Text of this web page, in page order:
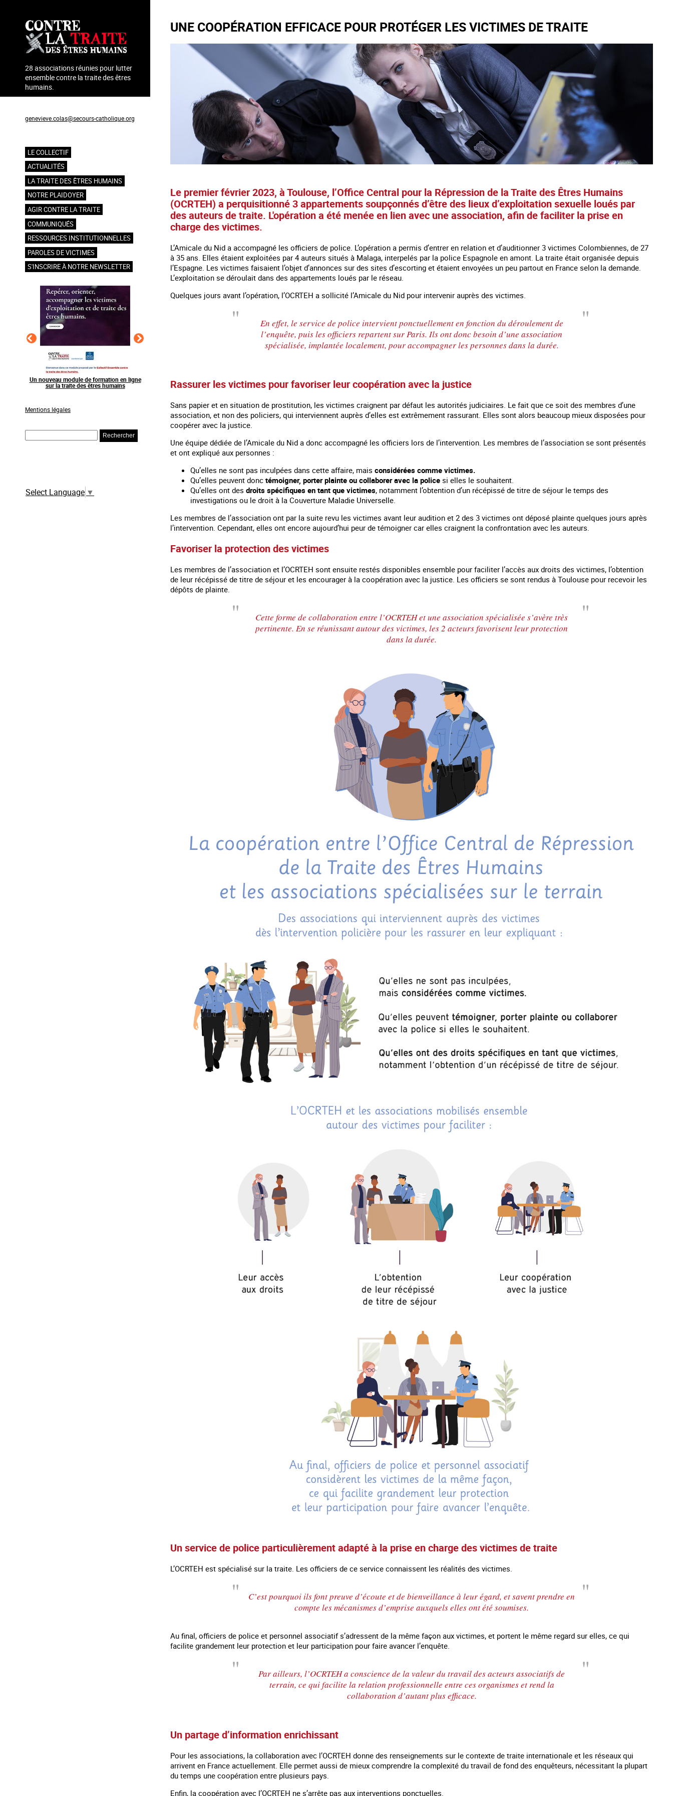
contenu
principal
28 associations réunies pour lutter
ensemble contre la traite des êtres
humains.
genevieve.colas@secours-catholique.org
Navigation
principale
LE COLLECTIF
ACTUALITÉS
LA TRAITE DES ÊTRES HUMAINS
NOTRE PLAIDOYER
AGIR CONTRE LA TRAITE
COMMUNIQUÉS
RESSOURCES INSTITUTIONNELLES
PAROLES DE VICTIMES
S'INSCRIRE À NOTRE NEWSLETTER
Raising awareness on the sidelines of major
sporting events
Agir contre l’exploitation en marge des
grands événements sportifs
Information aux personnes exilées. #Invisibles : Traite des mineurs en France
Mentions légales
Select Language ▼
UNE COOPÉRATION EFFICACE POUR PROTÉGER LES VICTIMES DE TRAITE
Le premier février 2023, à Toulouse, l’Office Central pour la Répression de la Traite des Êtres Humains
(OCRTEH) a perquisitionné 3 appartements soupçonnés d’être des lieux d’exploitation sexuelle loués par
des auteurs de traite. L'opération a été menée en lien avec une association, afin de faciliter la prise en
charge des victimes.
L’Amicale du Nid a accompagné les officiers de police. L’opération a permis d’entrer en relation et d’auditionner 3 victimes Colombiennes, de 27
à 35 ans. Elles étaient exploitées par 4 auteurs situés à Malaga, interpelés par la police Espagnole en amont. La traite était organisée depuis
l’Espagne. Les victimes faisaient l’objet d’annonces sur des sites d’escorting et étaient envoyées un peu partout en France selon la demande.
L’exploitation se déroulait dans des appartements loués par le réseau.
Quelques jours avant l’opération, l’OCRTEH a sollicité l’Amicale du Nid pour intervenir auprès des victimes.
En effet, le service de police intervient ponctuellement en fonction du déroulement de
l’enquête, puis les officiers repartent sur Paris. Ils ont donc besoin d’une association
spécialisée, implantée localement, pour accompagner les personnes dans la durée.
Rassurer les victimes pour favoriser leur coopération avec la justice
Sans papier et en situation de prostitution, les victimes craignent par défaut les autorités judiciaires. Le fait que ce soit des membres d’une
association, et non des policiers, qui interviennent auprès d’elles est extrêmement rassurant. Elles sont alors beaucoup mieux disposées pour
coopérer avec la justice.
Une équipe dédiée de l’Amicale du Nid a donc accompagné les officiers lors de l’intervention. Les membres de l’association se sont présentés
et ont expliqué aux personnes :
Qu’elles ne sont pas inculpées dans cette affaire, mais considérées comme victimes.
Qu’elles peuvent donc témoigner, porter plainte ou collaborer avec la police si elles le souhaitent.
Qu’elles ont des droits spécifiques en tant que victimes, notamment l’obtention d’un récépissé de titre de séjour le temps des
investigations ou le droit à la Couverture Maladie Universelle.
Les membres de l’association ont par la suite revu les victimes avant leur audition et 2 des 3 victimes ont déposé plainte quelques jours après
l’intervention. Cependant, elles ont encore aujourd’hui peur de témoigner car elles craignent la confrontation avec les auteurs.
Favoriser la protection des victimes
Les membres de l’association et l’OCRTEH sont ensuite restés disponibles ensemble pour faciliter l’accès aux droits des victimes, l’obtention
de leur récépissé de titre de séjour et les encourager à la coopération avec la justice. Les officiers se sont rendus à Toulouse pour recevoir les
dépôts de plainte.
Cette forme de collaboration entre l’OCRTEH et une association spécialisée s’avère très
pertinente. En se réunissant autour des victimes, les 2 acteurs favorisent leur protection
dans la durée.
Un service de police particulièrement adapté à la prise en charge des victimes de traite
L’OCRTEH est spécialisé sur la traite. Les officiers de ce service connaissent les réalités des victimes.
C’est pourquoi ils font preuve d’écoute et de bienveillance à leur égard, et savent prendre en
compte les mécanismes d’emprise auxquels elles ont été soumises.
Au final, officiers de police et personnel associatif s’adressent de la même façon aux victimes, et portent le même regard sur elles, ce qui
facilite grandement leur protection et leur participation pour faire avancer l’enquête.
Par ailleurs, l’OCRTEH a conscience de la valeur du travail des acteurs associatifs de
terrain, ce qui facilite la relation professionnelle entre ces organismes et rend la
collaboration d’autant plus efficace.
Un partage d’information enrichissant
Pour les associations, la collaboration avec l’OCRTEH donne des renseignements sur le contexte de traite internationale et les réseaux qui
arrivent en France actuellement. Elle permet aussi de mieux comprendre la complexité du travail de fond des enquêteurs, nécessitant la plupart
du temps une coopération entre plusieurs pays.
Enfin, la coopération avec l’OCRTEH ne s’arrête pas aux interventions ponctuelles.